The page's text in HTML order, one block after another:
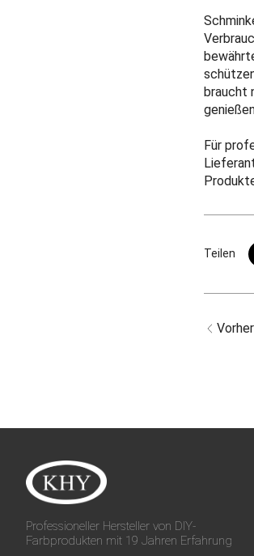
braucht
Für
Teilen
Professioneller Hersteller von DIY-
Farbprodukten mit 19 Jahren Erfahrung